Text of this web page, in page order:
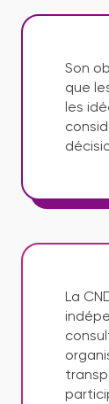
Son
que
les
La